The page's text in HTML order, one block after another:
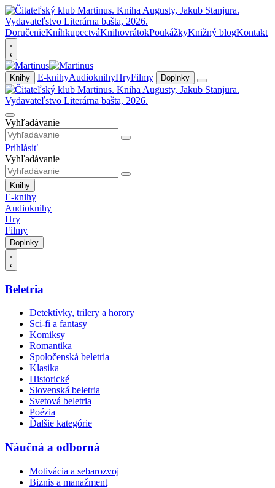
DoručenieKníhkupectváKnihovrátokPoukážkyKnižný blogKontakt
Knihy E-knihyAudioknihyHryFilmy Doplnky
Vyhľadávanie
Prihlásiť
Vyhľadávanie
Knihy
E-knihy
Audioknihy
Hry
Filmy
Doplnky
Beletria
Detektívky, trilery a horory
Sci-fi a fantasy
Komiksy
Romantika
Spoločenská beletria
Klasika
Historické
Slovenská beletria
Svetová beletria
Poézia
Ďalšie kategórie
Náučná a odborná
Motivácia a sebarozvoj
Biznis a manažment